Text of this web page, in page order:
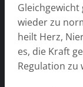
wieder zu
heilt Herz,
es, die Kraft
Regulation zu